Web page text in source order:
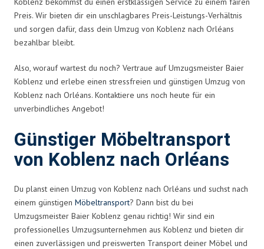
Preis. Wir bieten dir ein unschlagbares Preis-Leistungs-Verhältnis
und sorgen dafür, dass dein Umzug von Koblenz nach Orléans
bezahlbar bleibt.
Also, worauf wartest du noch? Vertraue auf Umzugsmeister Baier
Koblenz und erlebe einen stressfreien und günstigen Umzug von
Koblenz nach Orléans. Kontaktiere uns noch heute für ein
unverbindliches Angebot!
Günstiger Möbeltransport
von Koblenz nach Orléans
Du planst einen Umzug von Koblenz nach Orléans und suchst nach
einem günstigen Möbeltransport? Dann bist du bei
Umzugsmeister Baier Koblenz genau richtig! Wir sind ein
professionelles Umzugsunternehmen aus Koblenz und bieten dir
einen zuverlässigen und preiswerten Transport deiner Möbel und